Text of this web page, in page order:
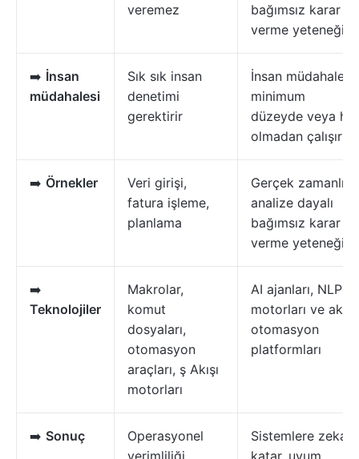
veremez
bağımsız karar
verme yeteneği
➡️ İnsan
müdahalesi
Sık sık insan
denetimi
gerektirir
İnsan müdahalesi
minimum
düzeyde veya hiç
olmadan çalışır
➡️ Örnekler
Veri girişi,
fatura işleme,
planlama
Gerçek zamanlı
analize dayalı
bağımsız karar
verme yeteneği
➡️
Teknolojiler
Makrolar,
komut
dosyaları,
otomasyon
araçları, ş Akışı
motorları
AI ajanları, NLP
motorları ve akıllı
otomasyon
platformları
➡️ Sonuç
Operasyonel
verimliliği
Sistemlere zeka
katar, uyum